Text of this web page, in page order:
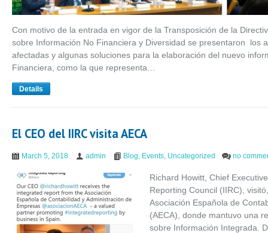
Con motivo de la entrada en vigor de la Transposición de la
sobre Información No Financiera y Diversidad se presentaron los
afectadas y algunas soluciones para la elaboración del nuevo
Financiera, como la que representa…
Details
El CEO del IIRC visita AECA
March 5, 2018 admin Blog, Events, Uncategorized no
Richard Howitt, Chief
Reporting Council (IIRC),
Asociación Española de
(AECA), donde mantuvo una
sobre Información Integrada.